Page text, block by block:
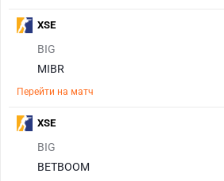
BIG
MIBR
Перейти на матч
XSE
BIG
BETBOOM
XSE